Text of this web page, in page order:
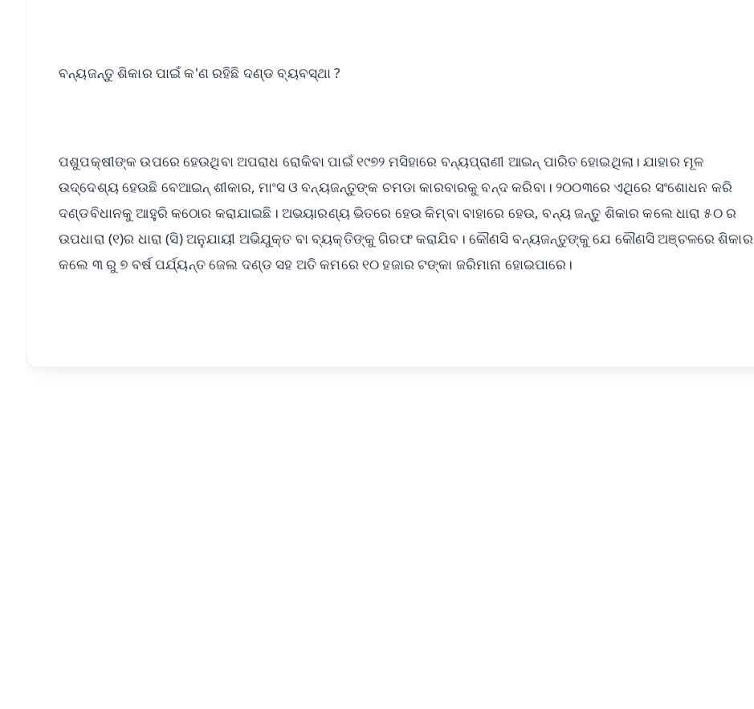
ବନ୍ୟଜନ୍ତୁ ଶିକାର ପାଇଁ କ'ଣ ରହିଛି ଦଣ୍ଡ ବ୍ୟବସ୍ଥା ?
ପଶୁପକ୍ଷୀଙ୍କ ଉପରେ ହେଉଥିବା ଅପରାଧ ରୋକିବା ପାଇଁ ୧୯୭୨ ମସିହାରେ ବନ୍ୟପ୍ରାଣୀ ଆଇନ୍ ପାରିତ ହୋଇଥିଲା। ଯାହାର ମୂଳ
ଉଦ୍ଦେଶ୍ୟ ହେଉଛି ବେଆଇନ୍ ଶୀକାର, ମାଂସ ଓ ବନ୍ୟଜନ୍ତୁଙ୍କ ଚମଡା କାରବାରକୁ ବନ୍ଦ କରିବା। ୨୦୦୩ରେ ଏଥିରେ ସଂଶୋଧନ କରି
ଦଣ୍ଡବିଧାନକୁ ଆହୁରି କଠୋର କରାଯାଇଛି। ଅଭୟାରଣ୍ୟ ଭିତରେ ହେଉ କିମ୍ବା ବାହାରେ ହେଉ, ବନ୍ୟ ଜନ୍ତୁ ଶିକାର କଲେ ଧାରା ୫୦ ର
ଉପଧାରା (୧)ର ଧାରା (ସି) ଅନୁଯାୟୀ ଅଭିଯୁକ୍ତ ବା ବ୍ୟକ୍ତିଙ୍କୁ ଗିରଫ କରାଯିବ। କୌଣସି ବନ୍ୟଜନ୍ତୁଙ୍କୁ ଯେ କୌଣସି ଅଞ୍ଚଳରେ ଶିକାର
କଲେ ୩ ରୁ ୭ ବର୍ଷ ପର୍ଯ୍ୟନ୍ତ ଜେଲ ଦଣ୍ଡ ସହ ଅତି କମରେ ୧୦ ହଜାର ଟଙ୍କା ଜରିମାନା ହୋଇପାରେ।